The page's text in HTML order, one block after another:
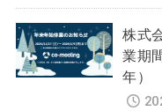
株式
業期
年）